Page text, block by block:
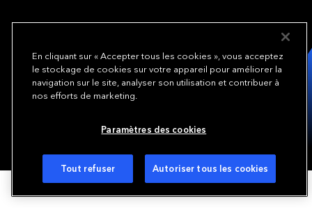
opportunity.
Copyright© 2024 Everest Group, Ltd. - All Rights Reserved
Conditions d’utilisation (ANG)
En cliquant sur « Accepter tous les cookies », vous acceptez
le stockage de cookies sur votre appareil pour améliorer la
navigation sur le site, analyser son utilisation et contribuer à
nos efforts de marketing.
Paramètres des cookies
Tout refuser Autoriser tous les cookies